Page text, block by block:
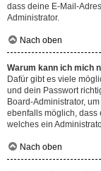
dass deine E-Mail-
Administrator.
Nach oben
Warum kann ich mich
Dafür gibt es viele
und dein Passwort
Board-Administrator,
ebenfalls möglich, dass
welches ein
Nach oben